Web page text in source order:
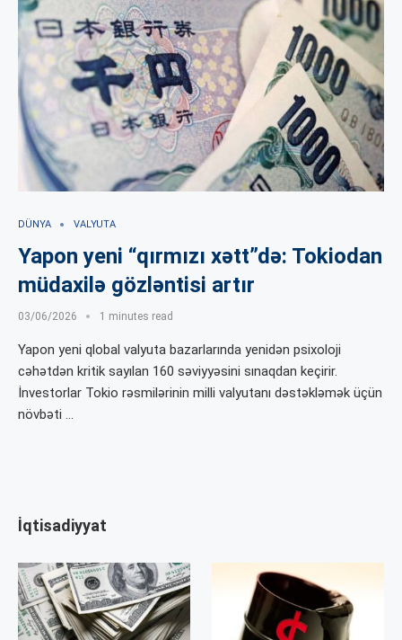
DÜNYA VALYUTA
Yapon yeni “qırmızı xətt”də: Tokiodan
müdaxilə gözləntisi artır
03/06/2026 1 minutes read
Yapon yeni qlobal valyuta bazarlarında yenidən psixoloji
cəhətdən kritik sayılan 160 səviyyəsini sınaqdan keçirir.
İnvestorlar Tokio rəsmilərinin milli valyutanı dəstəkləmək üçün
növbəti …
İqtisadiyyat